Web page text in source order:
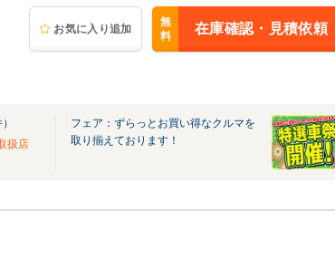
お気に入り追加
無
料
在庫確認・見積依頼
扱店
フェア：ずらっとお買い得なクルマを
取り揃えております！